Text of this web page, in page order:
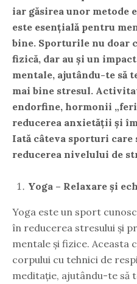
iar găsirea unor metode
este esențială pentru
bine. Sporturile nu doar
fizică, dar au și un
mentale, ajutându-te să
mai bine stresul.
endorfine, hormonii
reducerea anxietății și
Iată câteva sporturi
reducerea nivelului de
Yoga – Relaxare și
Yoga este un sport
în reducerea stresului și
mentale și fizice. Aceasta
corpului cu tehnici de
meditație, ajutându-te să